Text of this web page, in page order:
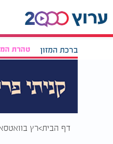
ברכת המזון טהרת
דף הבית רץ